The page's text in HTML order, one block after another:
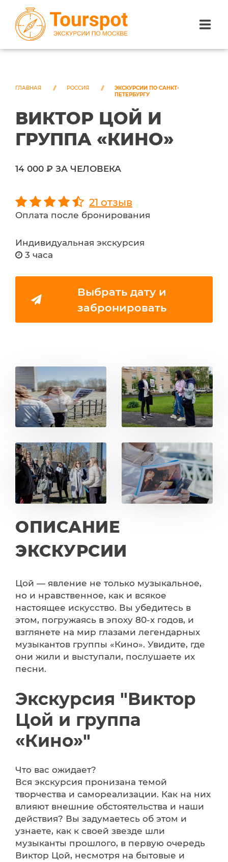
ЭКСКУРСИИ ПО МОСКВЕ
ЭКСКУРСИИ ПО СОЧИ
О НАС
ГЛАВНАЯ РОССИЯ
ЭКСКУРСИИ ПО САНКТ-
ПЕТЕРБУРГУ
ВИКТОР ЦОЙ И
ГРУППА «КИНО»
14 000 ₽ ЗА ЧЕЛОВЕКА
21 отзыв
Оплата после бронирования
Индивидуальная экскурсия
3 часа
Выбрать дату и
забронировать
ОПИСАНИЕ
ЭКСКУРСИИ
Цой — явление не только музыкальное,
но и нравственное, как и всякое
настоящее искусство. Вы убедитесь в
этом, погружаясь в эпоху 80-х годов, и
взглянете на мир глазами легендарных
музыкантов группы «Кино». Увидите, где
они жили и выступали, послушаете их
песни.
Экскурсия "Виктор
Цой и группа
«Кино»"
Что вас ожидает?
Вся экскурсия пронизана темой
творчества и самореализации. Как на них
влияют внешние обстоятельства и наши
действия? Вы задумаетесь об этом и
узнаете, как к своей звезде шли
музыканты прошлого, в первую очередь
Виктор Цой, несмотря на бытовые и